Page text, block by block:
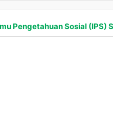
Pengetahuan Sosial (IPS)